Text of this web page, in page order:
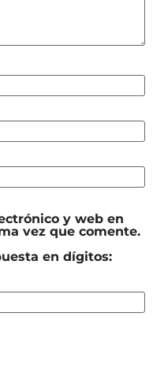
y web en
vez que comente.
en dígitos: